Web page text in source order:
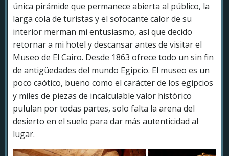
única pirámide que permanece abierta al público, la
larga cola de turistas y el sofocante calor de su
interior merman mi entusiasmo, así que decido
retornar a mi hotel y descansar antes de visitar el
Museo de El Cairo. Desde 1863 ofrece todo un sin fin
de antigüedades del mundo Egipcio. El museo es un
poco caótico, bueno como el carácter de los egipcios
y miles de piezas de incalculable valor histórico
pululan por todas partes, solo falta la arena del
desierto en el suelo para dar más autenticidad al
lugar.